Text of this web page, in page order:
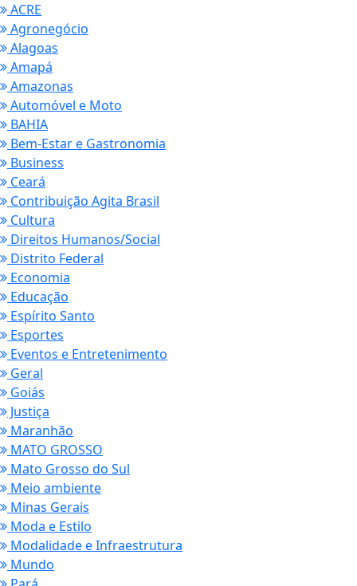
ACRE
Agronegócio
Alagoas
Amapá
Amazonas
Automóvel e Moto
BAHIA
Bem-Estar e Gastronomia
Business
Ceará
Contribuição Agita Brasil
Cultura
Direitos Humanos/Social
Distrito Federal
Economia
Educação
Espírito Santo
Esportes
Eventos e Entretenimento
Geral
Goiás
Justiça
Maranhão
MATO GROSSO
Mato Grosso do Sul
Meio ambiente
Minas Gerais
Moda e Estilo
Modalidade e Infraestrutura
Mundo